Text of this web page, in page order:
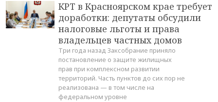
КРТ в Красноярском крае требует
доработки: депутаты обсудили
налоговые льготы и права
владельцев частных домов
Три года назад Заксобрание приняло
постановление о защите жилищных
прав при комплексном развитии
территорий. Часть пунктов до сих пор не
реализована — в том числе на
федеральном уровне